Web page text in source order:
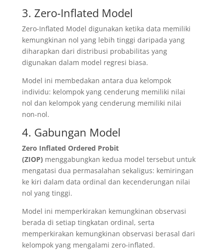
3. Zero-Inflated Model
Zero-Inflated Model digunakan ketika data memiliki
kemungkinan nol yang lebih tinggi daripada yang
diharapkan dari distribusi probabilitas yang
digunakan dalam model regresi biasa.
Model ini membedakan antara dua kelompok
individu: kelompok yang cenderung memiliki nilai
nol dan kelompok yang cenderung memiliki nilai
non-nol.
4. Gabungan Model
Zero Inflated Ordered Probit
(ZIOP) menggabungkan kedua model tersebut untuk
mengatasi dua permasalahan sekaligus: kemiringan
ke kiri dalam data ordinal dan kecenderungan nilai
nol yang tinggi.
Model ini memperkirakan kemungkinan observasi
berada di setiap tingkatan ordinal, serta
memperkirakan kemungkinan observasi berasal dari
kelompok yang mengalami zero-inflated.